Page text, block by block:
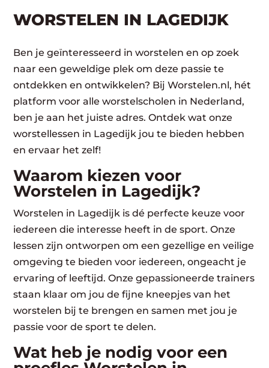
WORSTELEN​ IN LAGEDIJK
Ben je geïnteresseerd in worstelen en op zoek
naar een geweldige plek om deze passie te
ontdekken en ontwikkelen? Bij Worstelen.nl, hét
platform voor alle worstelscholen in Nederland,
ben je aan het juiste adres. Ontdek wat onze
worstellessen in Lagedijk jou te bieden hebben
en ervaar het zelf!
Waarom kiezen voor
Worstelen in Lagedijk?
Worstelen in Lagedijk is dé perfecte keuze voor
iedereen die interesse heeft in de sport. Onze
lessen zijn ontworpen om een gezellige en veilige
omgeving te bieden voor iedereen, ongeacht je
ervaring of leeftijd. Onze gepassioneerde trainers
staan klaar om jou de fijne kneepjes van het
worstelen bij te brengen en samen met jou je
passie voor de sport te delen.
Wat heb je nodig voor een